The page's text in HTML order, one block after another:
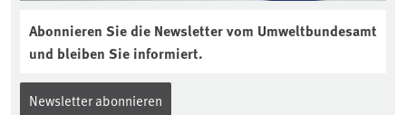
Abonnieren Sie die Newsletter vom Umweltbundesamt
und bleiben Sie informiert.
Newsletter abonnieren